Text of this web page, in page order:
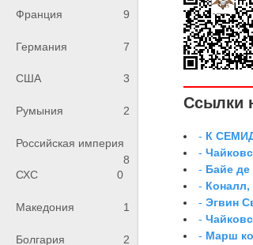
Франция 9
Германия 7
США 3
Румыния 2
Российская империя
8
СХС
0
Македония 1
Болгария 2
Ссылки
- К
-
- Байе
- Коналл,
-Эгвин
-
- Марш